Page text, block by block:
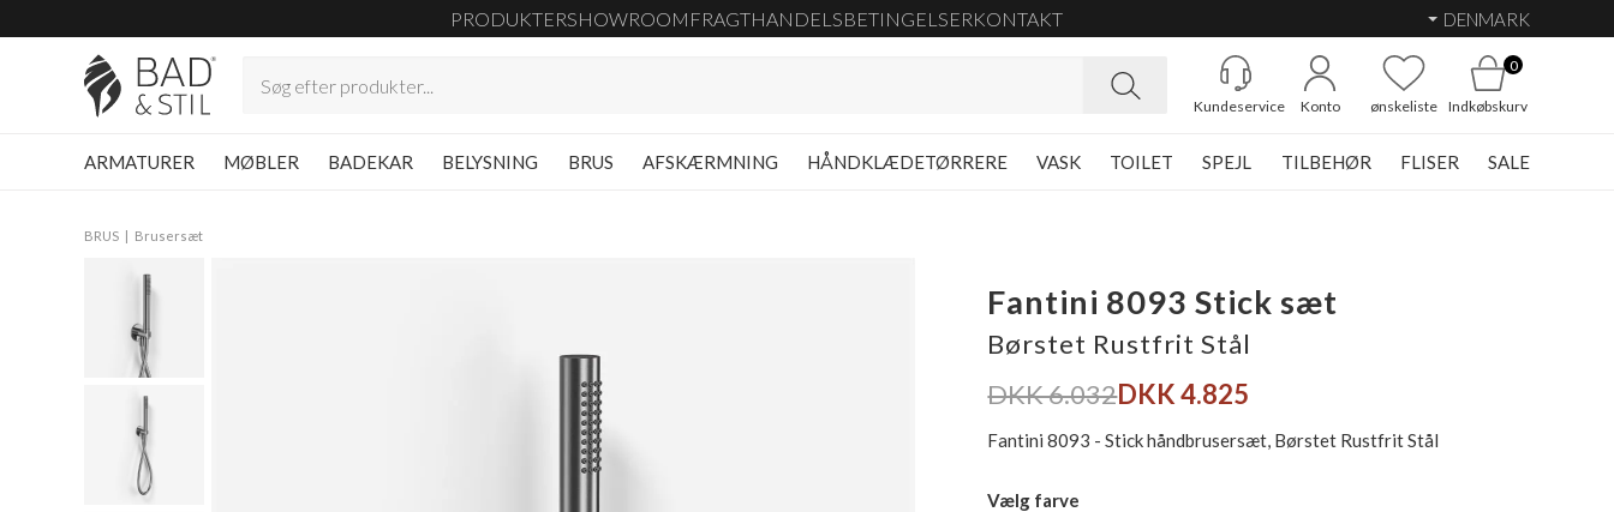
PRODUKTERSHOWROOM FRAGTHANDELSBETINGELSERKONTAKT DENMARK
Kundeservice Konto ønskeliste
0
Indkøbskurv
ARMATURER MØBLER BADEKAR BELYSNING BRUS AFSKÆRMNING HÅNDKLÆDETØRRERE VASK TOILET SPEJL TILBEHØR FLISER SALE
BRUS Brusersæt
Fantini 8093 Stick sæt
Børstet Rustfrit Stål
DKK 6.032DKK 4.825
Fantini 8093 - Stick håndbrusersæt, Børstet Rustfrit Stål
Vælg farve